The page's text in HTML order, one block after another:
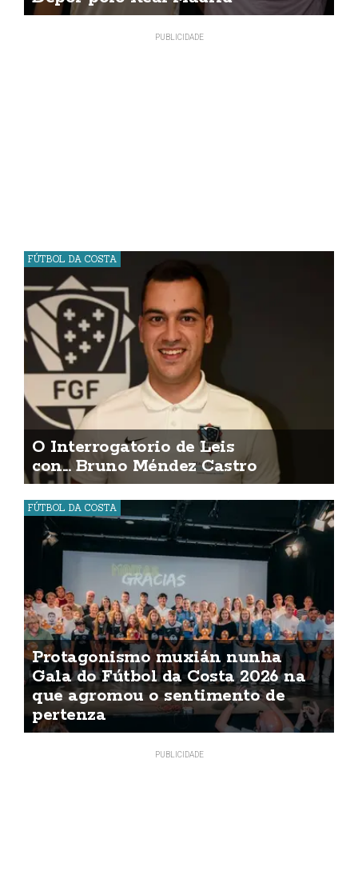
FÚTBOL DA COSTA
O Interrogatorio de Leis
con... Bruno Méndez Castro
FÚTBOL DA COSTA
Protagonismo muxián nunha
Gala do Fútbol da Costa 2026 na
que agromou o sentimento de
pertenza